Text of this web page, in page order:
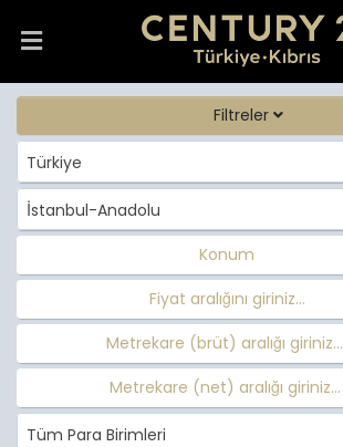
Filtreler
Türkiye
İstanbul-Anadolu
Konum
Fiyat aralığını giriniz...
Metrekare (brüt) aralığı giriniz...
Metrekare (net) aralığı giriniz...
Tüm Para Birimleri